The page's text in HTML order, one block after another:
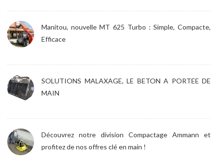
Manitou, nouvelle MT 625 Turbo : Simple, Compacte,
Efficace
SOLUTIONS MALAXAGE, LE BETON A PORTEE DE
MAIN
Découvrez notre division Compactage Ammann et
profitez de nos offres clé en main !